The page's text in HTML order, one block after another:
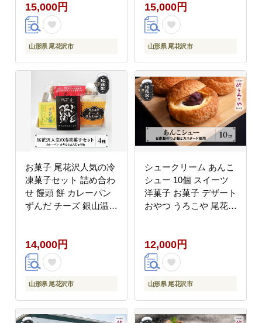
おやつ お菓子 産地直送
送料無料 山形県 尾花沢
市 KIUEMON nz-
vgssy2100
15,000円
山形県 尾花沢市
15,000円
山形県 尾花沢市
お菓子 尾花沢人気の冷
凍菓子セット 詰め合わ
せ 饅頭 餅 カレーパン
ずんだ チーズ 銀山温泉
14,000円
山形県 尾花沢市
シュークリーム あんこ
シュー 10個 スイーツ
洋菓子 お菓子 デザート
おやつ うろこや 尾花沢
12,000円
山形県 尾花沢市